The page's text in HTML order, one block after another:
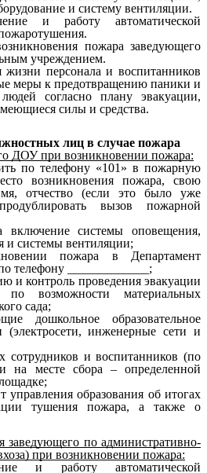
и систему вентиляции.
и работу автоматической
пожара заведующего
учреждением.
персонала и воспитанников
меры к предотвращению паники и
согласно плану эвакуации,
силы и средства.
лиц в случае пожара
ДОУ при возникновении пожара:
по телефону «101» в пожарную
возникновения пожара, свою
отчество (если это было уже
вызов пожарной
включение системы оповещения,
и системы вентиляции;
пожара в Департамент
телефону _____________;
и контроль проведения эвакуации
по возможности материальных
сада;
дошкольное образовательное
(электросети, инженерные сети и
сотрудников и воспитанников (по
на месте сбора – определенной
управления образования об итогах
тушения пожара, а также о
заведующего по административно-
при возникновении пожара:
и работу автоматической